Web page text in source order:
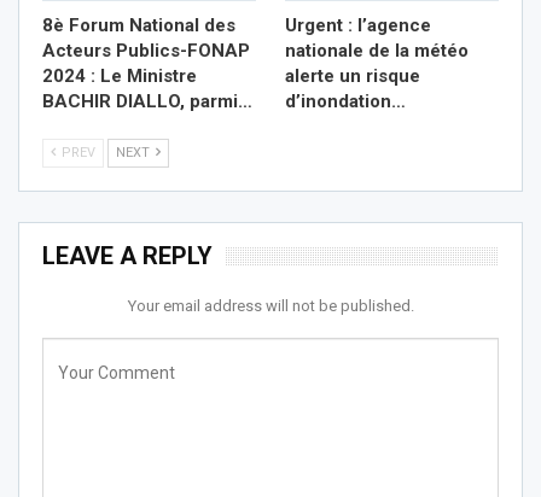
8è Forum National des
Acteurs Publics-FONAP
2024 : Le Ministre
BACHIR DIALLO, parmi…
Urgent : l’agence
nationale de la météo
alerte un risque
d’inondation…
PREV NEXT
LEAVE A REPLY
Your email address will not be published.